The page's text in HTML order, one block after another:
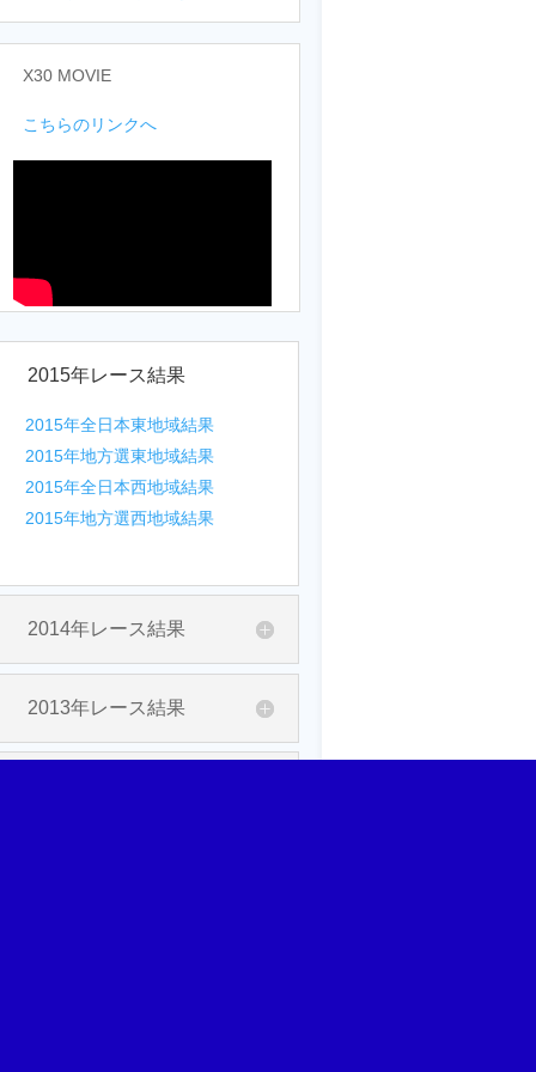
X30 MOVIE
こちらのリンクへ
2015年レース結果
2015年全日本東地域結果
2015年地方選東地域結果
2015年全日本西地域結果
2015年地方選西地域結果
2014年レース結果
2013年レース結果